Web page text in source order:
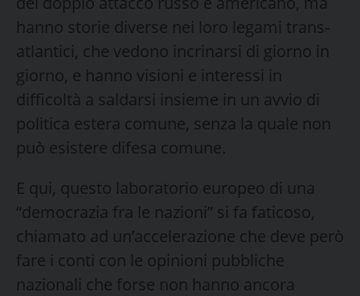
hanno storie diverse nei loro legami trans-
atlantici, che vedono incrinarsi di giorno in
giorno, e hanno visioni e interessi in
difficoltà a saldarsi insieme in un avvio di
politica estera comune, senza la quale non
può esistere difesa comune.
E qui, questo laboratorio europeo di una
“democrazia fra le nazioni” si fa faticoso,
chiamato ad un’accelerazione che deve però
fare i conti con le opinioni pubbliche
nazionali che forse non hanno ancora